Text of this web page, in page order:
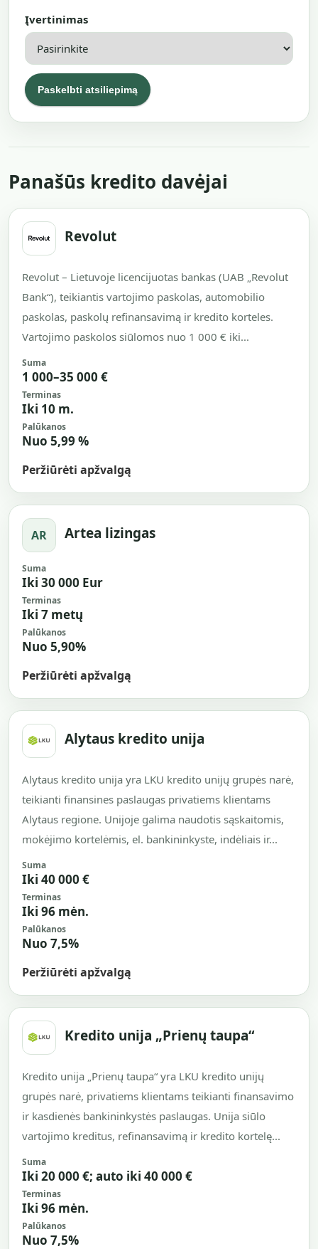
Įvertinimas
Panašūs kredito davėjai
Revolut
Revolut – Lietuvoje licencijuotas bankas (UAB „Revolut
Bank“), teikiantis vartojimo paskolas, automobilio
paskolas, paskolų refinansavimą ir kredito korteles.
Vartojimo paskolos siūlomos nuo 1 000 € iki...
Suma
1 000–35 000 €
Terminas
Iki 10 m.
Palūkanos
Nuo 5,99 %
Peržiūrėti apžvalgą
AR Artea lizingas
Suma
Iki 30 000 Eur
Terminas
Iki 7 metų
Palūkanos
Nuo 5,90%
Peržiūrėti apžvalgą
Alytaus kredito unija
Alytaus kredito unija yra LKU kredito unijų grupės narė,
teikianti finansines paslaugas privatiems klientams
Alytaus regione. Unijoje galima naudotis sąskaitomis,
mokėjimo kortelėmis, el. bankininkyste, indėliais ir...
Suma
Iki 40 000 €
Terminas
Iki 96 mėn.
Palūkanos
Nuo 7,5%
Peržiūrėti apžvalgą
Kredito unija „Prienų taupa“
Kredito unija „Prienų taupa“ yra LKU kredito unijų
grupės narė, privatiems klientams teikianti finansavimo
ir kasdienės bankininkystės paslaugas. Unija siūlo
vartojimo kreditus, refinansavimą ir kredito kortelę...
Suma
Iki 20 000 €; auto iki 40 000 €
Terminas
Iki 96 mėn.
Palūkanos
Nuo 7,5%